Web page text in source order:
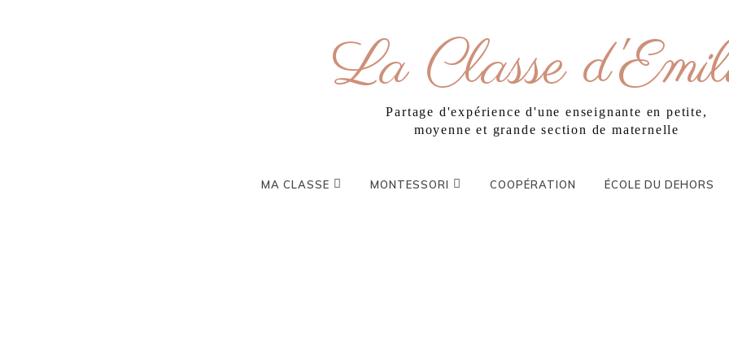
La Classe
Partage d'expérience d'une enseignante en petite,
moyenne et grande section de maternelle
MA CLASSE MONTESSORI COOPÉRATION ÉCOLE DU DEHORS